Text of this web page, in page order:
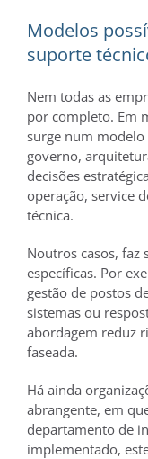
Modelos
suporte
Nem todas as
por completo. Em
surge num
governo,
decisões
operação, service
técnica.
Noutros casos, faz
específicas. Por
gestão de postos
sistemas ou
abordagem reduz
faseada.
Há ainda
abrangente, em
departamento de
implementado,